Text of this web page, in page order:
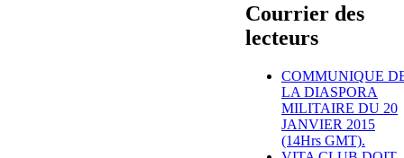
Courrier des
lecteurs
COMMUNIQUE
LA DIASPORA
MILITAIRE DU 20
JANVIER 2015
(14Hrs GMT).